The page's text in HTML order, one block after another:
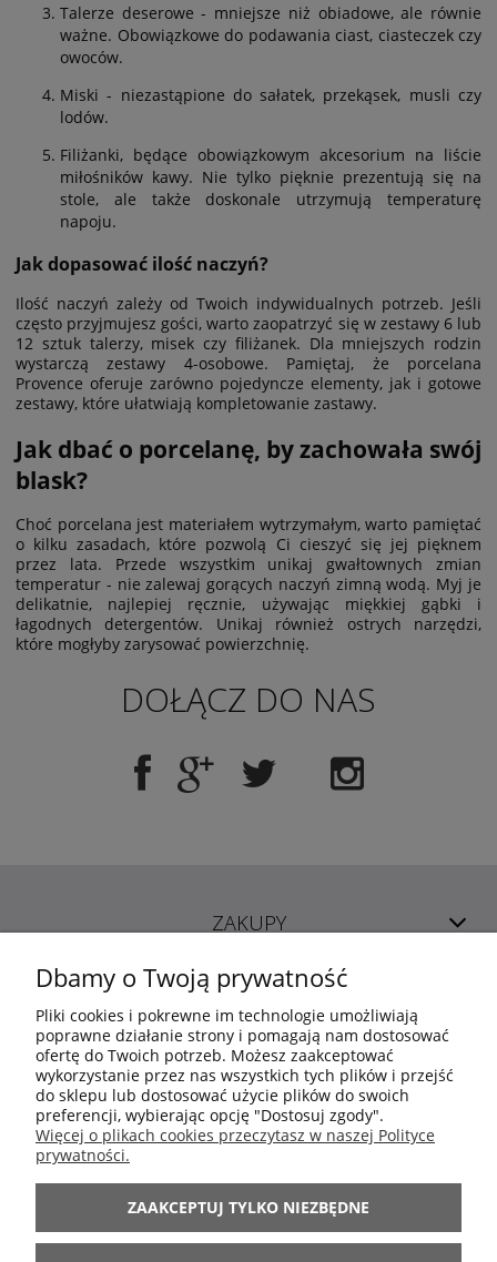
Talerze deserowe - mniejsze niż obiadowe, ale równie
ważne. Obowiązkowe do podawania ciast, ciasteczek czy
owoców.
Miski - niezastąpione do sałatek, przekąsek, musli czy
lodów.
Filiżanki, będące obowiązkowym akcesorium na liście
miłośników kawy. Nie tylko pięknie prezentują się na
stole, ale także doskonale utrzymują temperaturę
napoju.
Jak dopasować ilość naczyń?
Ilość naczyń zależy od Twoich indywidualnych potrzeb. Jeśli
często przyjmujesz gości, warto zaopatrzyć się w zestawy 6 lub
12 sztuk talerzy, misek czy filiżanek. Dla mniejszych rodzin
wystarczą zestawy 4-osobowe. Pamiętaj, że porcelana
Provence oferuje zarówno pojedyncze elementy, jak i gotowe
zestawy, które ułatwiają kompletowanie zastawy.
Jak dbać o porcelanę, by zachowała swój
blask?
Choć porcelana jest materiałem wytrzymałym, warto pamiętać
o kilku zasadach, które pozwolą Ci cieszyć się jej pięknem
przez lata. Przede wszystkim unikaj gwałtownych zmian
temperatur - nie zalewaj gorących naczyń zimną wodą. Myj je
delikatnie, najlepiej ręcznie, używając miękkiej gąbki i
łagodnych detergentów. Unikaj również ostrych narzędzi,
które mogłyby zarysować powierzchnię.
DOŁĄCZ DO NAS
ZAKUPY
POMOC
MOJE KONTO
INFORMACJE
ARANŻACJE
Dbamy o Twoją prywatność
Pliki cookies i pokrewne im technologie umożliwiają
poprawne działanie strony i pomagają nam dostosować
ofertę do Twoich potrzeb. Możesz zaakceptować
wykorzystanie przez nas wszystkich tych plików i przejść
do sklepu lub dostosować użycie plików do swoich
preferencji, wybierając opcję "Dostosuj zgody".
Więcej o plikach cookies przeczytasz w naszej Polityce
prywatności.
ZAAKCEPTUJ TYLKO NIEZBĘDNE